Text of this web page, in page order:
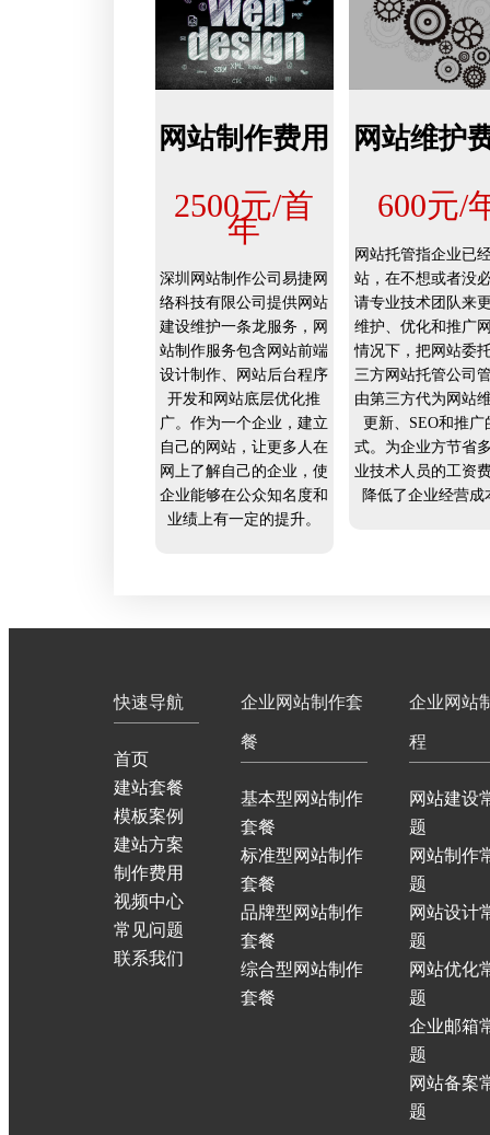
网站制作费用
2500元/首
年
深圳网站制作公司易捷网
络科技有限公司提供网站
建设维护一条龙服务，网
站制作服务包含网站前端
设计制作、网站后台程序
开发和网站底层优化推
广。作为一个企业，建立
自己的网站，让更多人在
网上了解自己的企业，使
企业能够在公众知名度和
业绩上有一定的提升。
网站维护
600元/
网站托管指企业已
站，在不想或者没
请专业技术团队来
维护、优化和推广
情况下，把网站委
三方网站托管公司
由第三方代为网站
更新、SEO和推广
式。为企业方节省
业技术人员的工资
降低了企业经营成
快速导航
首页
建站套餐
模板案例
建站方案
制作费用
视频中心
常见问题
联系我们
企业网站制作套
餐
基本型网站制作
套餐
标准型网站制作
套餐
品牌型网站制作
套餐
综合型网站制作
套餐
企业网站
程
网站建设
题
网站制作
题
网站设计
题
网站优化
题
企业邮箱
题
网站备案
题